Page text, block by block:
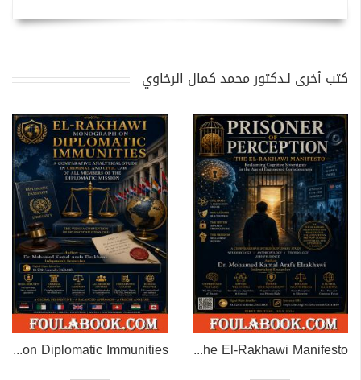
كتب أخرى لـدكتور محمد كمال الرخاوي
Prisoner of Perception: The El-Rakhawi Manifesto
EL-RAKHAWI MONOGRAPH on Diplomatic Immunities